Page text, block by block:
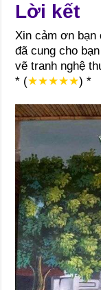
Lời kết
Xin cảm ơn bạn
đã cung cho
vẽ tranh nghệ
* (★★★★★) *